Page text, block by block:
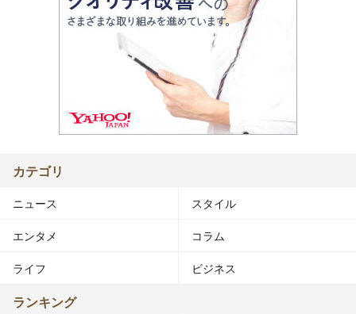
カテゴリ
ニュース スタイル
エンタメ コラム
ライフ ビジネス
ランキング